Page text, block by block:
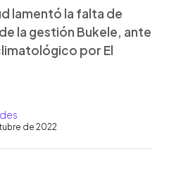
lamentó la falta de
la gestión Bukele, ante
por El
de 2022